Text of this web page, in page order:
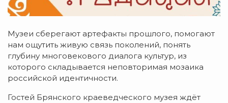
Музеи сберегают артефакты прошлого, помогают
нам ощутить живую связь поколений, понять
глубину многовекового диалога культур, из
которого складывается неповторимая мозаика
российской идентичности.
Гостей Брянского краеведческого музея ждёт